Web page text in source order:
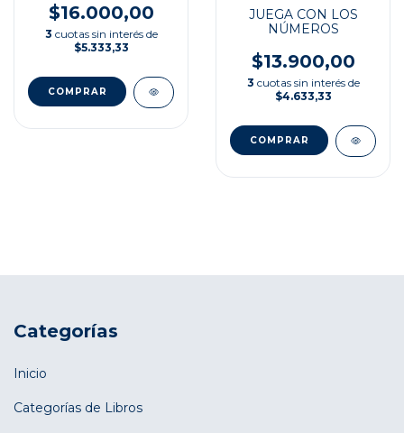
$16.000,00
3 cuotas sin interés de
$5.333,33
JUEGA CON LOS
NÚMEROS
$13.900,00
3 cuotas sin interés de
$4.633,33
Categorías
Inicio
Categorías de Libros